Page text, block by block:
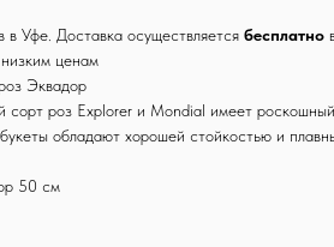
в Уфе. Доставка осуществляется бесплатно
ценам
Эквадор
сорт роз Explorer и Mondial имеет
обладают хорошей стойкостью и
50 см